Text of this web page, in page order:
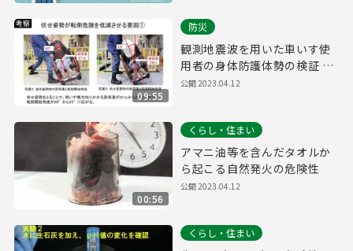
09:55
防災
観測地震波を用いた車いす使
用者の身体防護体勢の検証 消
防技術課
公開2023.04.12
00:56
くらし・住まい
アマニ油等を含んだタオルか
ら起こる自然発火の危険性
公開2023.04.12
くらし・住まい